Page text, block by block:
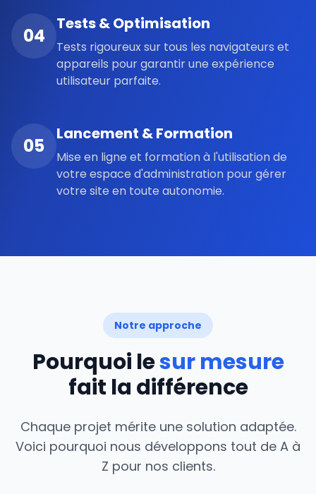
04
Tests & Optimisation
Tests rigoureux sur tous les navigateurs et
appareils pour garantir une expérience
utilisateur parfaite.
05
Lancement & Formation
Mise en ligne et formation à l'utilisation de
votre espace d'administration pour gérer
votre site en toute autonomie.
Notre approche
Pourquoi lesur mesure
fait la différence
Chaque projet mérite une solution adaptée.
Voici pourquoi nous développons tout de A à
Z pour nos clients.